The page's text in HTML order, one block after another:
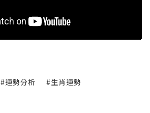
#運勢分析 #生肖運勢